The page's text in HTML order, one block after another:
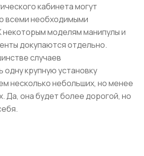
кабинета могут
всеми необходимыми
некоторым моделям манипулы и
докупаются отдельно.
случаев
одну крупную установку
несколько небольших, но менее
Да, она будет более дорогой, но